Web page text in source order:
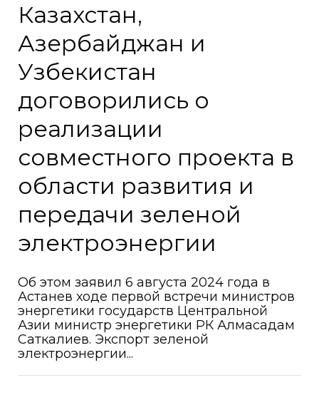
Казахстан,
Азербайджан и
Узбекистан
договорились о
реализации
совместного проекта в
области развития и
передачи зеленой
электроэнергии
Об этом заявил 6 августа 2024 года в
Астанев ходе первой встречи министров
энергетики государств Центральной
Азии министр энергетики РК Алмасадам
Саткалиев. Экспорт зеленой
электроэнергии...